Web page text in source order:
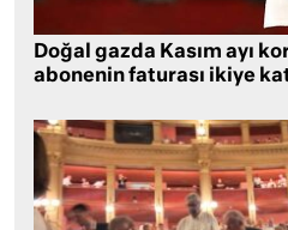
Doğal gazda Kasım ayı
abonenin faturası ikiye